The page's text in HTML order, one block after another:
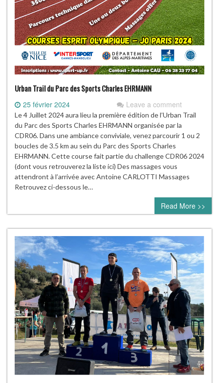
Urban Trail du Parc des Sports Charles EHRMANN
25 février 2024 Leave a comment
Le 4 Juillet 2024 aura lieu la première édition de l’Urban Trail
du Parc des Sports Charles EHRMANN organisée par la
CDR06. Dans une ambiance conviviale, venez parcourir 1 ou 2
boucles de 3.5 km au sein du Parc des Sports Charles
EHRMANN. Cette course fait partie du challenge CDR06 2024
(dont vous retrouverez la liste ici) Des massages vous
attendront à l’arrivée avec Antoine CARLOTTI Massages
Retrouvez ci-dessous le…
Read More >>